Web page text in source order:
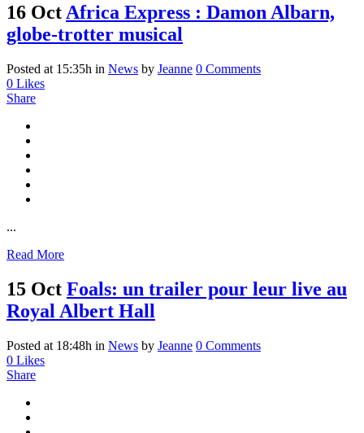
16 Oct Africa Express : Damon Albarn,
globe-trotter musical
Posted at 15:35h in News by Jeanne 0 Comments
0 Likes
Share
...
Read More
15 Oct Foals: un trailer pour leur live au
Royal Albert Hall
Posted at 18:48h in News by Jeanne 0 Comments
0 Likes
Share